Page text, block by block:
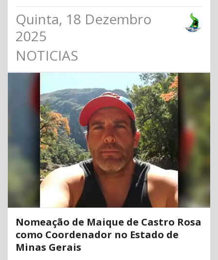
Quinta, 18 Dezembro
2025
NOTICIAS
Nomeação de Maique de Castro Rosa
como Coordenador no Estado de
Minas Gerais